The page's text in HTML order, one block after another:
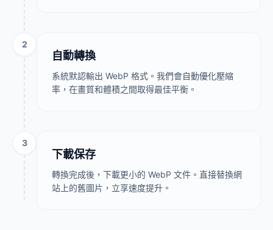
2
自動轉換
系統默認輸出 WebP 格式。我們會自動優化壓縮
率，在畫質和體積之間取得最佳平衡。
3
下載保存
轉換完成後，下載更小的 WebP 文件。直接替換網
站上的舊圖片，立享速度提升。